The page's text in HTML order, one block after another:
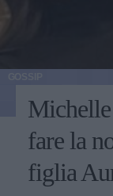
fare la
figlia